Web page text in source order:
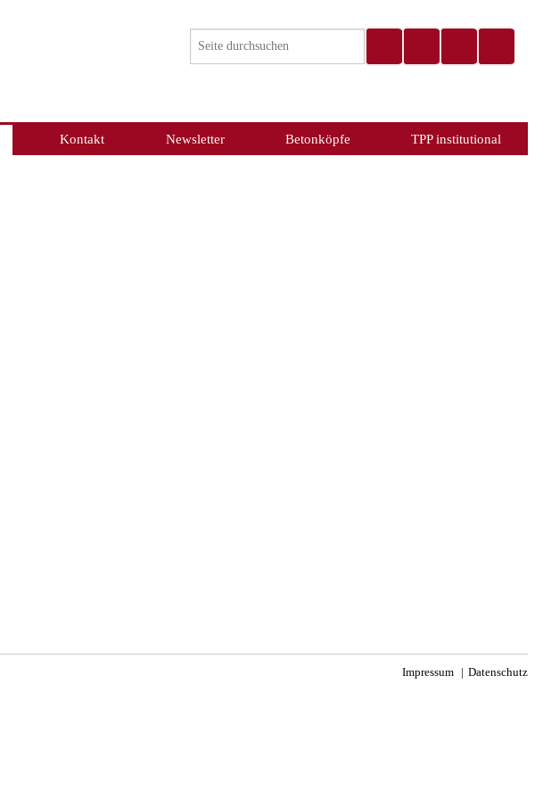
Kontakt Newsletter Betonköpfe TPP institutional
Impressum Datenschutz